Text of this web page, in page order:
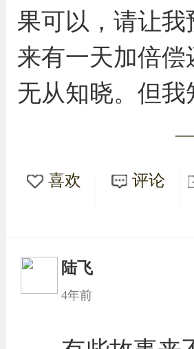
果可以，请让
来有一天加倍
无从知晓。但我
喜欢 评论
陆飞
4年前